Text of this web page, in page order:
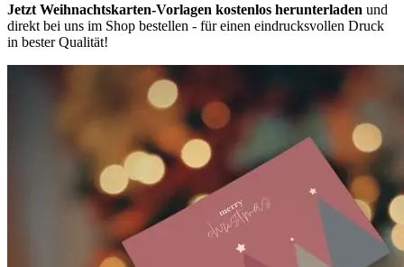
Jetzt Weihnachtskarten-Vorlagen kostenlos herunterladen und
direkt bei uns im Shop bestellen - für einen eindrucksvollen Druck
in bester Qualität!